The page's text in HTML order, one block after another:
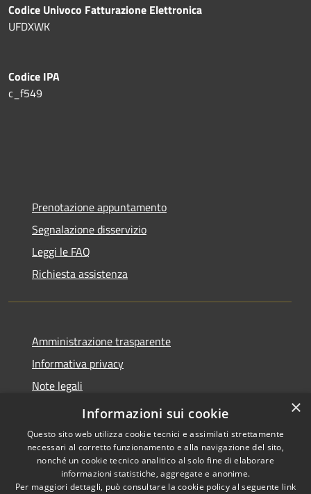
Codice Univoco Fatturazione Elettronica
UFDXWK
Codice IPA
c_f549
Prenotazione appuntamento
Segnalazione disservizio
Leggi le FAQ
Richiesta assistenza
Amministrazione trasparente
Informativa privacy
Note legali
Dichiarazione di accessibilità
Copyright © 2026 • Comune di
×
Informazioni sui cookie
Questo sito web utilizza cookie tecnici e assimilati strettamente
necessari al corretto funzionamento e alla navigazione del sito,
nonché un cookie tecnico analitico al solo fine di elaborare
informazioni statistiche, aggregate e anonime.
Per maggiori dettagli, può consultare la cookie policy al seguente link